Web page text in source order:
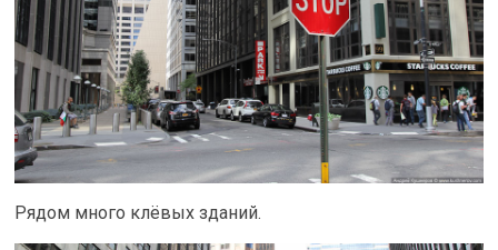
Рядом много клёвых зданий.